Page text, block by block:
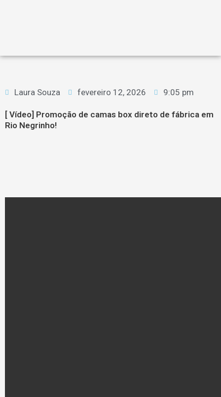
Laura Souza fevereiro 12, 2026 9:05 pm
[ Vídeo] Promoção de camas box direto de fábrica em
Rio Negrinho!